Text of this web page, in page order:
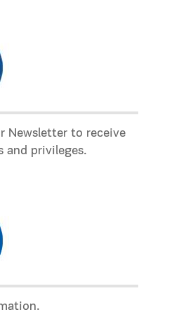
Newsletter to receive
and privileges.